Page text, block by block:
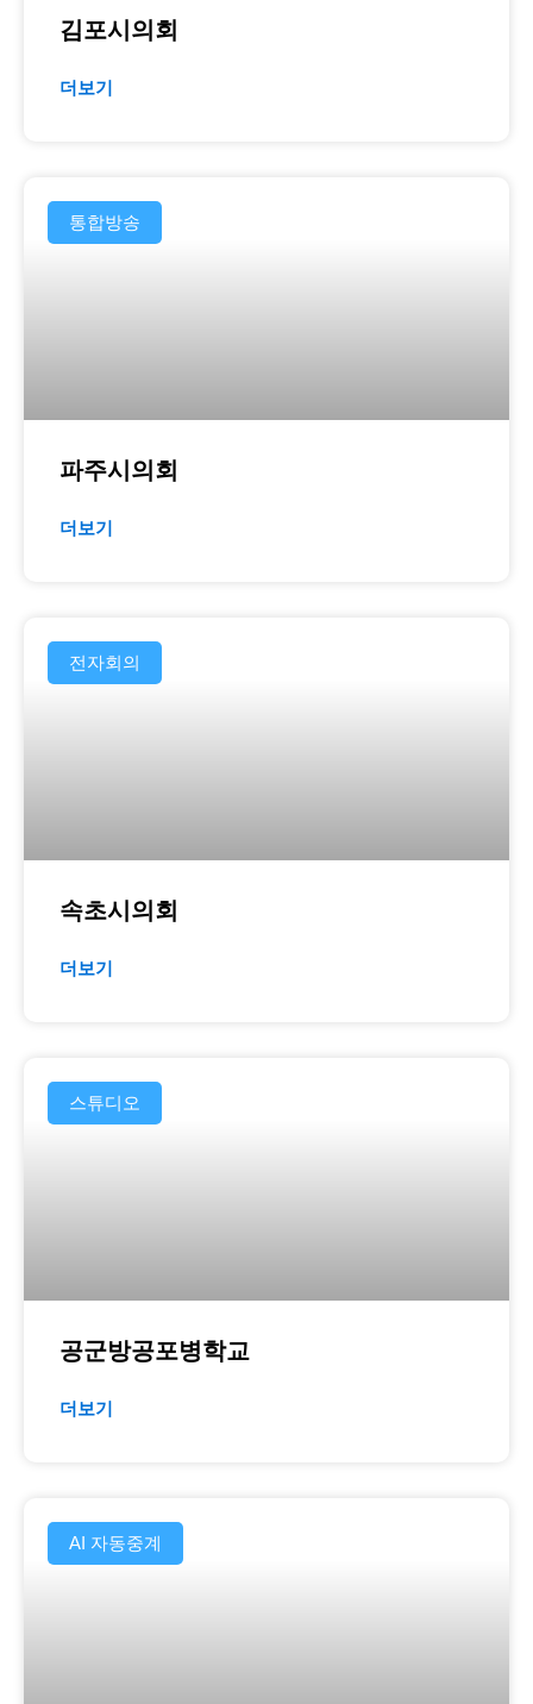
김포시의회
더보기
통합방송
파주시의회
더보기
전자회의
속초시의회
더보기
스튜디오
공군방공포병학교
더보기
AI 자동중계